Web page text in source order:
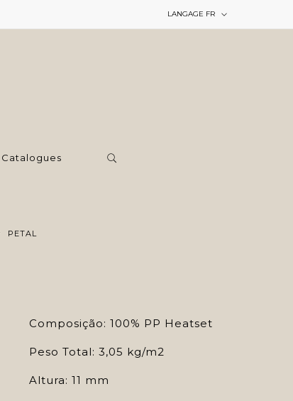
LANGAGE FR
Catalogues
PETAL
Composição: 100% PP Heatset
Peso Total: 3,05 kg/m2
Altura: 11 mm